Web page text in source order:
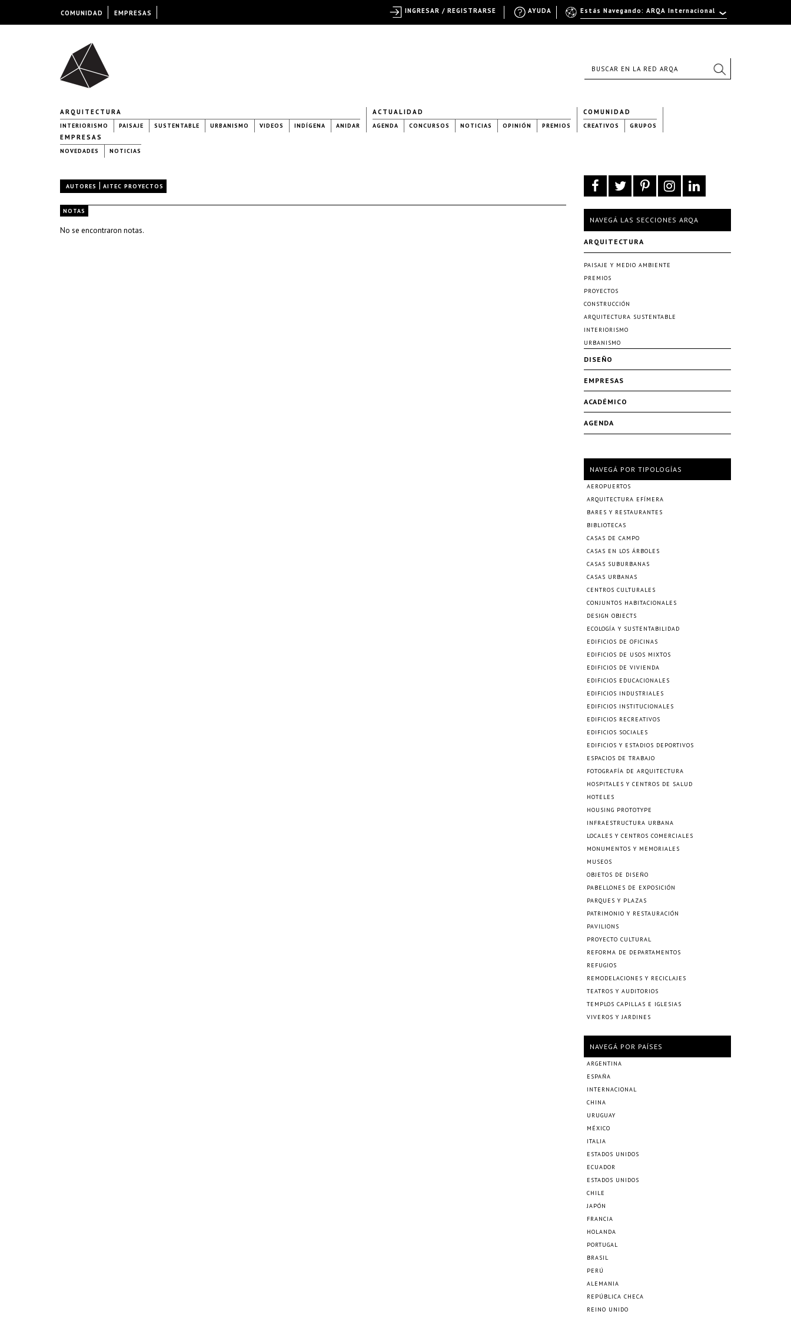
ARQUITECTURA
INTERIORISMO PAISAJE SUSTENTABLE URBANISMO VIDEOS INDÍGENA ANIDAR
ACTUALIDAD
AGENDA CONCURSOS NOTICIAS OPINIÓN PREMIOS
COMUNIDAD
CREATIVOS GRUPOS
EMPRESAS
NOVEDADES NOTICIAS
AUTORES | AITEC PROYECTOS
NOTAS
No se encontraron notas.
NAVEGÁ LAS SECCIONES ARQA
ARQUITECTURA
PAISAJE Y MEDIO AMBIENTE
PREMIOS
PROYECTOS
CONSTRUCCIÓN
ARQUITECTURA SUSTENTABLE
INTERIORISMO
URBANISMO
DISEÑO
EMPRESAS
ACADÉMICO
AGENDA
NAVEGÁ POR TIPOLOGÍAS
AEROPUERTOS
ARQUITECTURA EFÍMERA
BARES Y RESTAURANTES
BIBLIOTECAS
CASAS DE CAMPO
CASAS EN LOS ÁRBOLES
CASAS SUBURBANAS
CASAS URBANAS
CENTROS CULTURALES
CONJUNTOS HABITACIONALES
DESIGN OBJECTS
ECOLOGÍA Y SUSTENTABILIDAD
EDIFICIOS DE OFICINAS
EDIFICIOS DE USOS MIXTOS
EDIFICIOS DE VIVIENDA
EDIFICIOS EDUCACIONALES
EDIFICIOS INDUSTRIALES
EDIFICIOS INSTITUCIONALES
EDIFICIOS RECREATIVOS
EDIFICIOS SOCIALES
EDIFICIOS Y ESTADIOS DEPORTIVOS
ESPACIOS DE TRABAJO
FOTOGRAFÍA DE ARQUITECTURA
HOSPITALES Y CENTROS DE SALUD
HOTELES
HOUSING PROTOTYPE
INFRAESTRUCTURA URBANA
LOCALES Y CENTROS COMERCIALES
MONUMENTOS Y MEMORIALES
MUSEOS
OBJETOS DE DISEÑO
PABELLONES DE EXPOSICIÓN
PARQUES Y PLAZAS
PATRIMONIO Y RESTAURACIÓN
PAVILIONS
PROYECTO CULTURAL
REFORMA DE DEPARTAMENTOS
REFUGIOS
REMODELACIONES Y RECICLAJES
TEATROS Y AUDITORIOS
TEMPLOS CAPILLAS E IGLESIAS
VIVEROS Y JARDINES
NAVEGÁ POR PAÍSES
ARGENTINA
ESPAÑA
INTERNACIONAL
CHINA
URUGUAY
MÉXICO
ITALIA
ESTADOS UNIDOS
ECUADOR
ESTADOS UNIDOS
CHILE
JAPÓN
FRANCIA
HOLANDA
PORTUGAL
BRASIL
PERÚ
ALEMANIA
REPÚBLICA CHECA
REINO UNIDO
COMUNIDAD EMPRESAS Estás Navegando: ARQA Internacional
AYUDA
INGRESAR / REGISTRARSE